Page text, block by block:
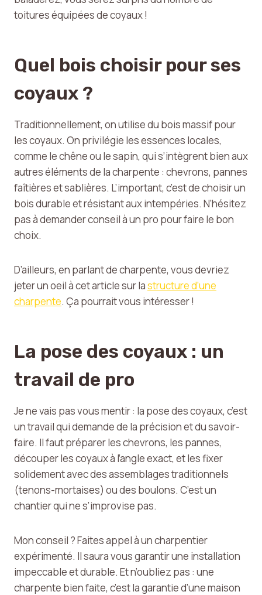
toitures équipées de coyaux !
Quel bois choisir pour ses
coyaux ?
Traditionnellement, on utilise du bois massif pour
les coyaux. On privilégie les essences locales,
comme le chêne ou le sapin, qui s’intègrent bien aux
autres éléments de la charpente : chevrons, pannes
faîtières et sablières. L’important, c’est de choisir un
bois durable et résistant aux intempéries. N’hésitez
pas à demander conseil à un pro pour faire le bon
choix.
D’ailleurs, en parlant de charpente, vous devriez
jeter un oeil à cet article sur lastructure d’une
charpente. Ça pourrait vous intéresser !
La pose des coyaux : un
travail de pro
Je ne vais pas vous mentir : la pose des coyaux, c’est
un travail qui demande de la précision et du savoir-
faire. Il faut préparer les chevrons, les pannes,
découper les coyaux à l’angle exact, et les fixer
solidement avec des assemblages traditionnels
(tenons-mortaises) ou des boulons. C’est un
chantier qui ne s’improvise pas.
Mon conseil ? Faites appel à un charpentier
expérimenté. Il saura vous garantir une installation
impeccable et durable. Et n’oubliez pas : une
charpente bien faite, c’est la garantie d’une maison